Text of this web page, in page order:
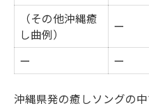
（その他沖縄癒
し曲例）
ー
ー
ー
沖縄県発の癒しソングの